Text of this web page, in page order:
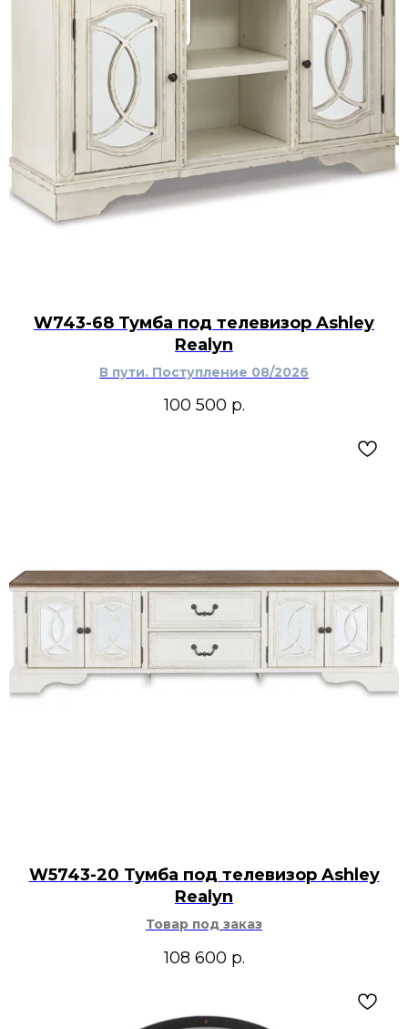
W743-68 Тумба под телевизор Ashley
Realyn
В пути. Поступление 08/2026
100 500 р.
W5743-20 Тумба под телевизор Ashley
Realyn
Товар под заказ
108 600 р.